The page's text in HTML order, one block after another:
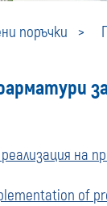
поръчки
на
of